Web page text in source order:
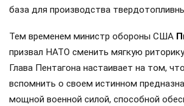
база для производства
Тем временем министр обороны США
призвал НАТО сменить мягкую
Глава Пентагона настаивает на том,
вспомнить о своем истинном
мощной военной силой, способной